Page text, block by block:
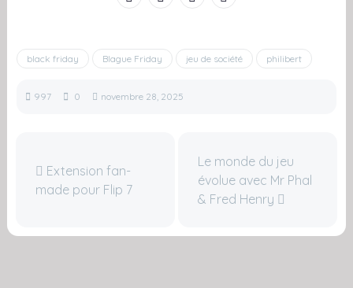
black friday Blague Friday jeu de société philibert
997 0 novembre 28, 2025
Extension fan-
made pour Flip 7
Le monde du jeu
évolue avec Mr Phal
& Fred Henry